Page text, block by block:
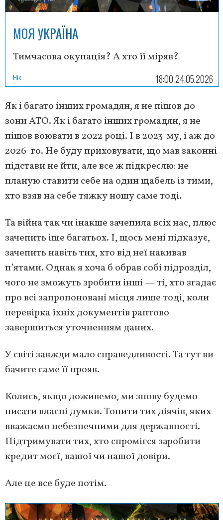
МОЯ УКРАЇНА
Тимчасова окупація? А хто її міряв?
Нік 18:00 24.05.2026
Як і багато інших громадян, я не пішов до
зони АТО. Як і багато інших громадян, я не
пішов воювати в 2022 році. І в 2023-му, і аж до
2026-го. Не буду приховувати, що мав законні
підстави не йти, але все ж підкреслю: не
планую ставити себе на один щабель із тими,
хто взяв на себе тяжку ношу саме тоді.
Та війна так чи інакше зачепила всіх нас, плюс
зачепить іще багатьох. І, щось мені підказує,
зачепить навіть тих, хто від неї накивав
п’ятами. Однак я хоча б обрав собі підрозділ,
чого не зможуть зробити інші — ті, хто згадає
про всі запропоновані місця лише тоді, коли
перевірка їхніх документів раптово
завершиться уточненням даних.
У світі завжди мало справедливості. Та тут ви
бачите саме її прояв.
Колись, якщо доживемо, ми знову будемо
писати власні думки. Топити тих діячів, яких
вважаємо небезпечними для державності.
Підтримувати тих, хто спромігся заробити
кредит моєї, вашої чи нашої довіри.
Але це все буде потім.